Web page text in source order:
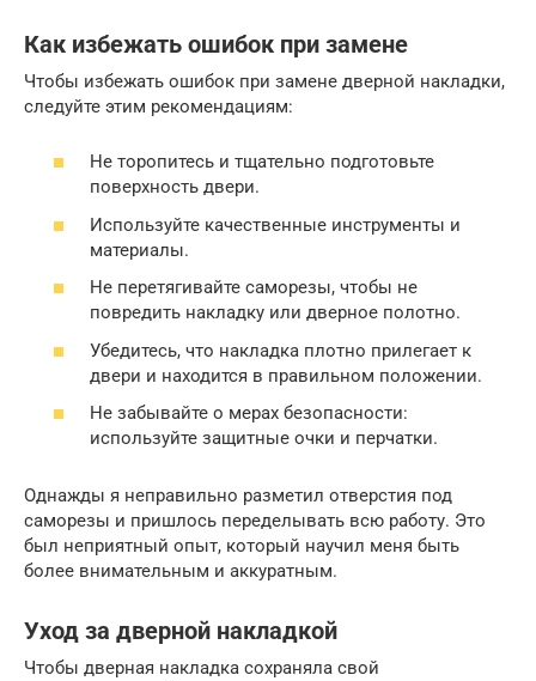
Как избежать ошибок при замене
Чтобы избежать ошибок при замене дверной накладки,
следуйте этим рекомендациям:
Не торопитесь и тщательно подготовьте
поверхность двери.
Используйте качественные инструменты и
материалы.
Не перетягивайте саморезы, чтобы не
повредить накладку или дверное полотно.
Убедитесь, что накладка плотно прилегает к
двери и находится в правильном положении.
Не забывайте о мерах безопасности:
используйте защитные очки и перчатки.
Однажды я неправильно разметил отверстия под
саморезы и пришлось переделывать всю работу. Это
был неприятный опыт, который научил меня быть
более внимательным и аккуратным.
Уход за дверной накладкой
Чтобы дверная накладка сохраняла свой